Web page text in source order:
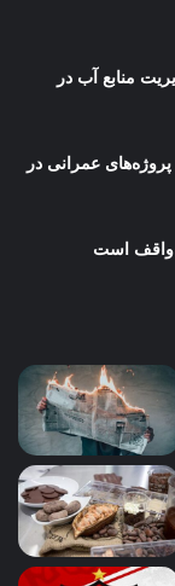
منابع آب در
پروژه‌های عمرانی در
واقف است